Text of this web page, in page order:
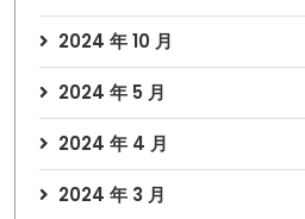
2024 年 10 月
2024 年 5 月
2024 年 4 月
2024 年 3 月